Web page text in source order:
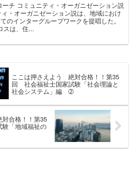
チ コミュニティ・オーガニゼーション説
・オーガニゼーション説は、地域におけ
のインターグループワークを提唱した。
は、住...
ここは押さえよう 絶対合格！！第35
回 社会福祉士国家試験「社会理論と
社会システム」編 ➁
合格！！第35
「地域福祉の